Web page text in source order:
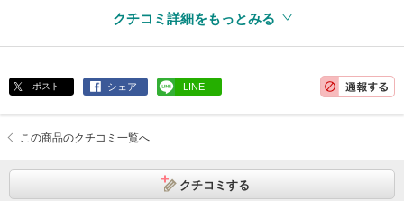
クチコミ詳細をもっとみる
ポスト シェア LINE
この商品のクチコミ一覧へ
クチコミする